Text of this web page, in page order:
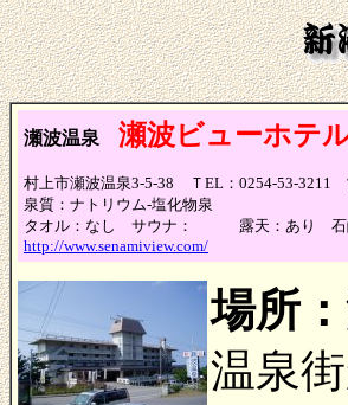
瀬波温泉 瀬波ビューホテ
村上市瀬波温泉3-5-38 ＴEL：0254-53-
泉質： ナトリウム-塩化物泉
タオル：なし サウナ： 露天：あり 石
http://www.senamiview.com/
場所：
温泉